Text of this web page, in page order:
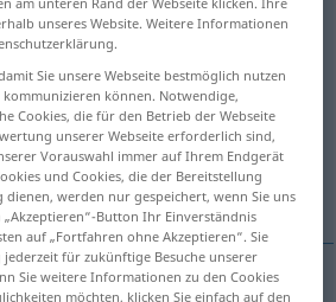
anklicken/antippen)
inefficacious
void inactive
unseres Website. Weitere Informationen
Sie unsere Webseite bestmöglich nutzen
können. Notwendige,
Cookies, die für den Betrieb der Webseite
unserer Webseite erforderlich sind,
Vorauswahl immer auf Ihrem Endgerät
und Cookies, die der Bereitstellung
werden nur gespeichert, wenn Sie uns
Button Ihr Einverständnis
auf „Fortfahren ohne Akzeptieren“. Sie
für zukünftige Besuche unserer
Sie weitere Informationen zu den Cookies
möchten, klicken Sie einfach auf den